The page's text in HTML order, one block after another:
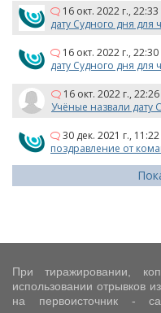
16 окт. 2022 г., 22:33
дату Судного дня для
16 окт. 2022 г., 22:30
дату Судного дня для
16 окт. 2022 г., 22:26
Учёные назвали дату
30 дек. 2021 г., 11:22
поздравление от
При тиражировании,
использовании отрывков
на первоисточник -